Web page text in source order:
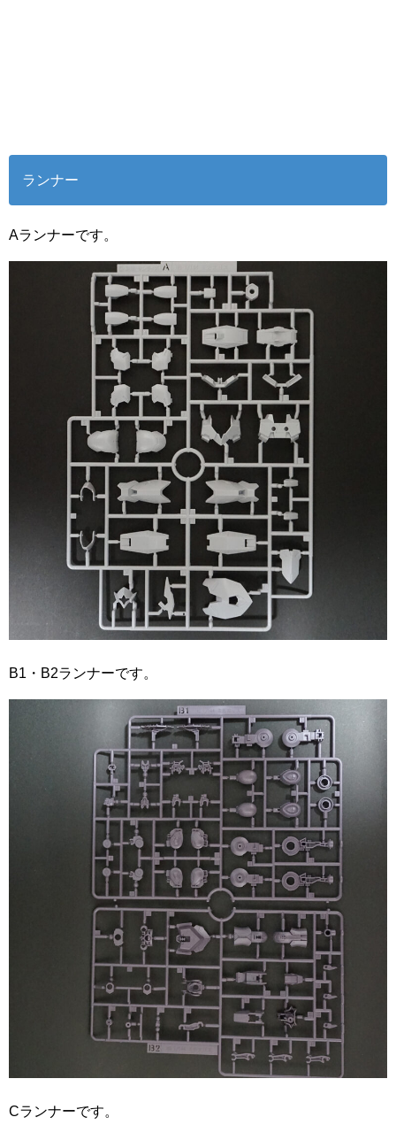
ランナー
Aランナーです。
B1・B2ランナーです。
Cランナーです。